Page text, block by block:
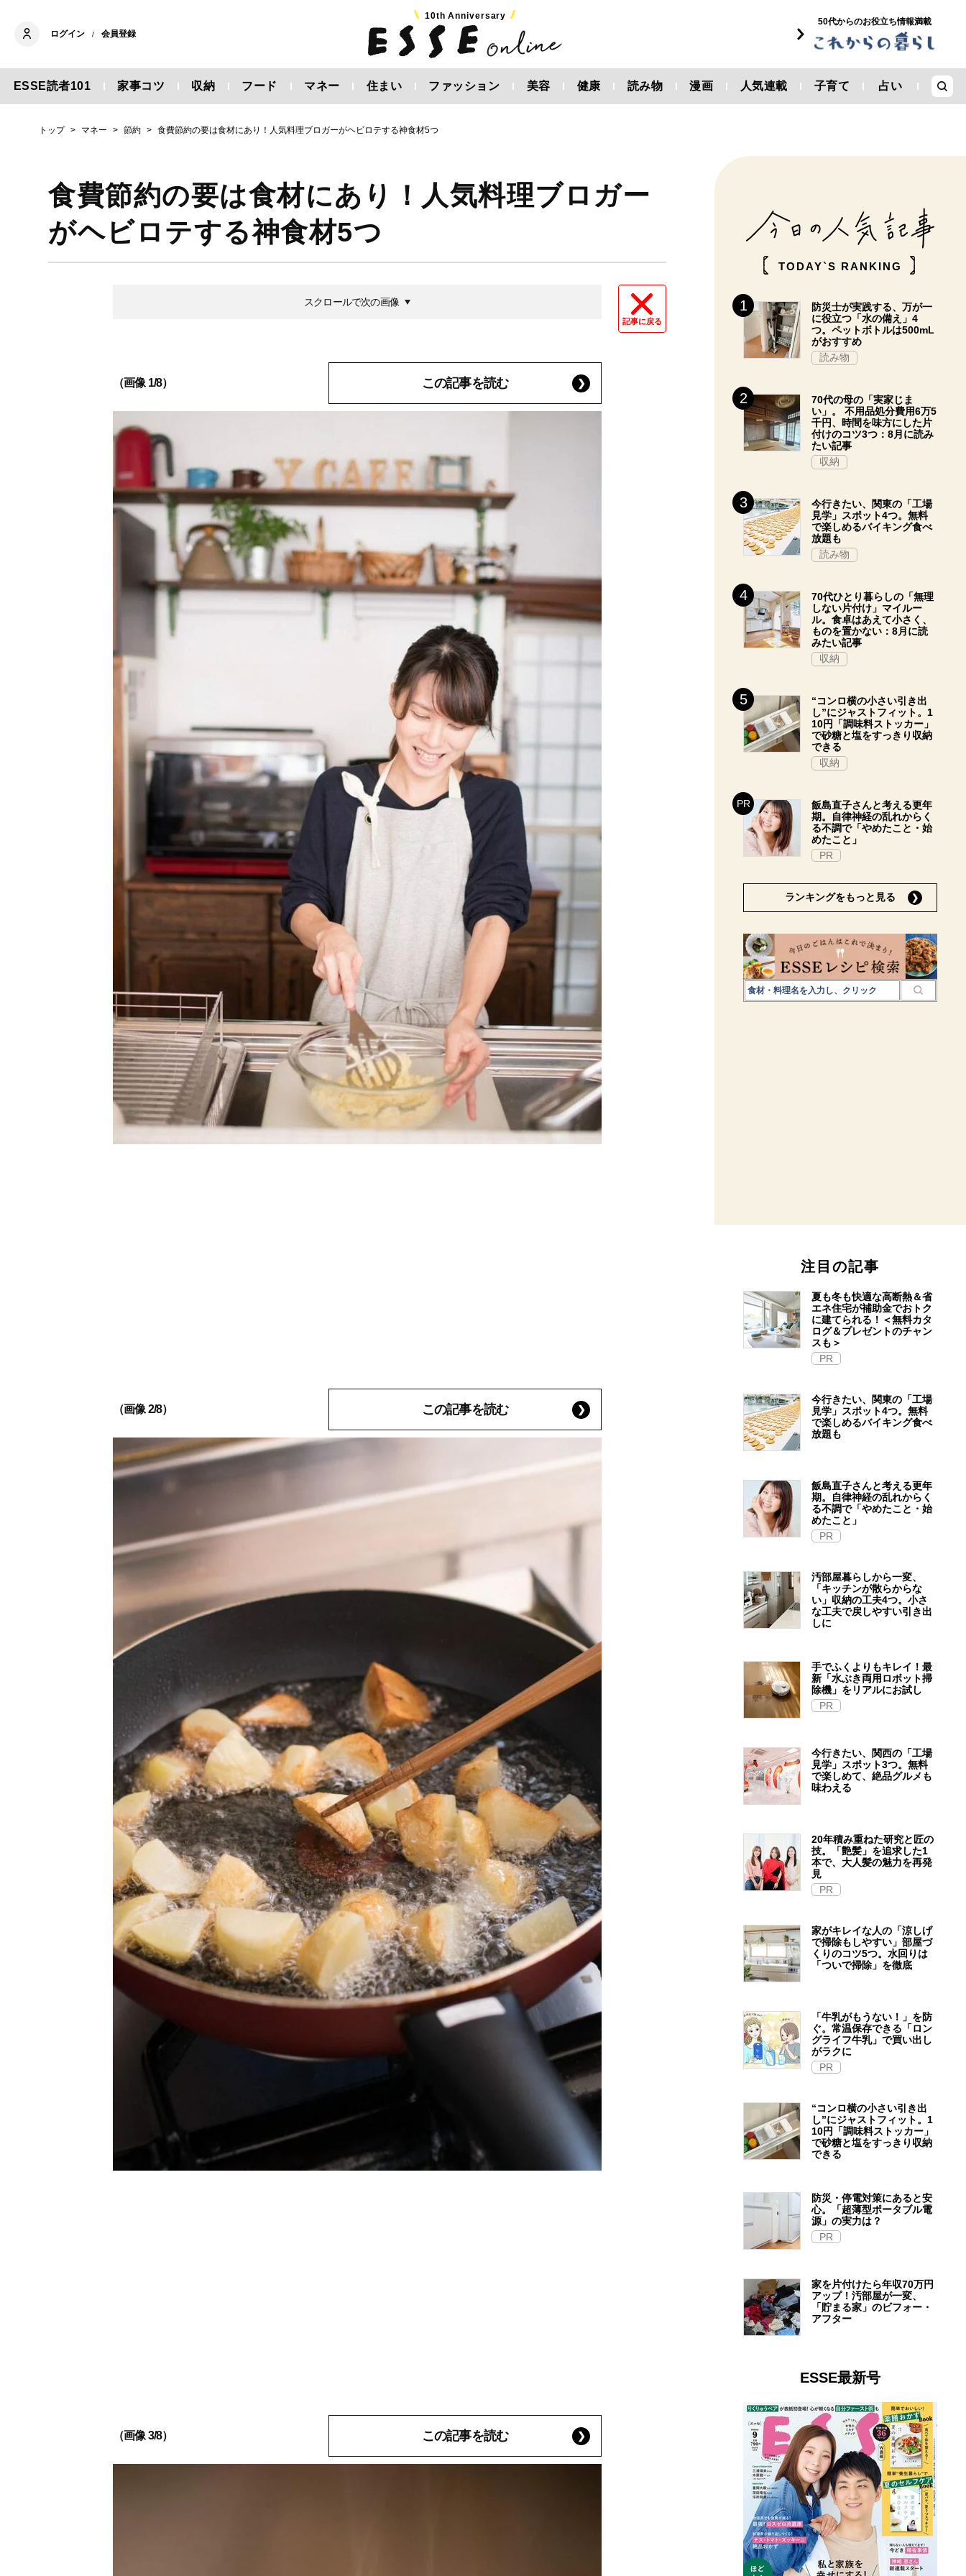
ログイン / 会員登録
10th Anniversary
50代からのお役立ち情報満載
ESSE読者101 家事コツ 収納 フード マネー 住まい ファッション 美容 健康 読み物 漫画 人気連載 子育て 占い
トップ マネー 節約 食費節約の要は食材にあり！人気料理ブロガーがヘビロテする神食材5つ
食費節約の要は食材にあり！人気料理ブロガー
がヘビロテする神食材5つ
記事に戻る
スクロールで次の画像
（画像 1/8） この記事を読む
（画像 2/8） この記事を読む
（画像 3/8） この記事を読む
TODAY`S RANKING
防災士が実践する、万が一
に役立つ「水の備え」4
つ。ペットボトルは500mL
がおすすめ
読み物
70代の母の「実家じま
い」。 不用品処分費用6万5
千円、時間を味方にした片
付けのコツ3つ：8月に読み
たい記事
収納
今行きたい、関東の「工場
見学」スポット4つ。無料
で楽しめるバイキング食べ
放題も
読み物
70代ひとり暮らしの「無理
しない片付け」マイルー
ル。食卓はあえて小さく、
ものを置かない：8月に読
みたい記事
収納
“コンロ横の小さい引き出
し”にジャストフィット。1
10円「調味料ストッカー」
で砂糖と塩をすっきり収納
できる
収納
飯島直子さんと考える更年
期。自律神経の乱れからく
る不調で「やめたこと・始
めたこと」
PR
ランキングをもっと見る
注目の記事
夏も冬も快適な高断熱＆省
エネ住宅が補助金でおトク
に建てられる！＜無料カタ
ログ＆プレゼントのチャン
スも＞
PR
今行きたい、関東の「工場
見学」スポット4つ。無料
で楽しめるバイキング食べ
放題も
飯島直子さんと考える更年
期。自律神経の乱れからく
る不調で「やめたこと・始
めたこと」
PR
汚部屋暮らしから一変、
「キッチンが散らからな
い」収納の工夫4つ。小さ
な工夫で戻しやすい引き出
しに
手でふくよりもキレイ！最
新「水ぶき両用ロボット掃
除機」をリアルにお試し
PR
今行きたい、関西の「工場
見学」スポット3つ。無料
で楽しめて、絶品グルメも
味わえる
20年積み重ねた研究と匠の
技。「艶髪」を追求した1
本で、大人髪の魅力を再発
見
PR
家がキレイな人の「涼しげ
で掃除もしやすい」部屋づ
くりのコツ5つ。水回りは
「ついで掃除」を徹底
「牛乳がもうない！」を防
ぐ。常温保存できる「ロン
グライフ牛乳」で買い出し
がラクに
PR
“コンロ横の小さい引き出
し”にジャストフィット。1
10円「調味料ストッカー」
で砂糖と塩をすっきり収納
できる
防災・停電対策にあると安
心。「超薄型ポータブル電
源」の実力は？​
PR
家を片付けたら年収70万円
アップ！汚部屋が一変、
「貯まる家」のビフォー・
アフター
ESSE最新号